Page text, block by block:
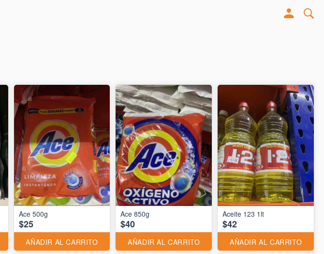
Ace 500g
$25
AÑADIR AL CARRITO
Ace 850g
$40
AÑADIR AL CARRITO
Aceite 123 1lt
$42
AÑADIR AL CARRITO